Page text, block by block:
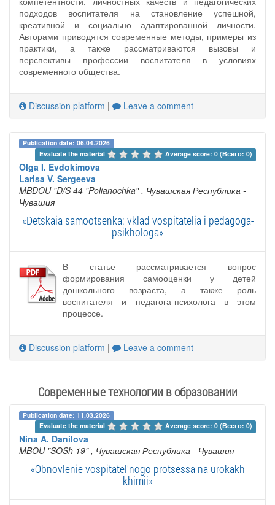
подходов воспитателя на становление успешной,
креативной и социально адаптированной личности.
Авторами приводятся современные методы, примеры из
практики, а также рассматриваются вызовы и
перспективы профессии воспитателя в условиях
современного общества.
Discussion platform | Leave a comment
Publication date: 06.04.2026
Evaluate the material
Average score: 0 (Всего: 0)
Olga I. Evdokimova
Larisa V. Sergeeva
MBDOU "D/S 44 "Polianochka" , Чувашская Республика -
Чувашия
«Detskaia samootsenka: vklad vospitatelia i pedagoga-
psikhologa»
В статье рассматривается вопрос
формирования самооценки у детей
дошкольного возраста, а также роль
воспитателя и педагога-психолога в этом
процессе.
Discussion platform | Leave a comment
Современные технологии в образовании
Publication date: 11.03.2026
Evaluate the material
Average score: 0 (Всего: 0)
Nina A. Danilova
MBOU "SOSh 19" , Чувашская Республика - Чувашия
«Obnovlenie vospitatel'nogo protsessa na urokakh
khimii»